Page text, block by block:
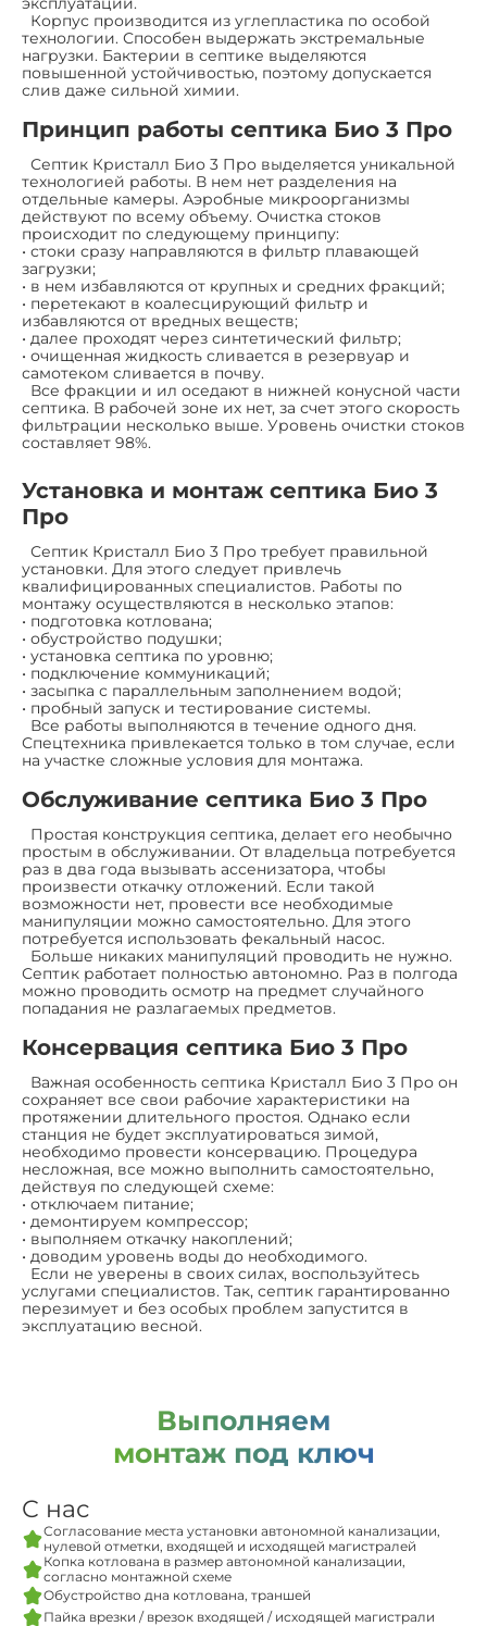
Корпус производится из углепластика по особой
технологии. Способен выдержать экстремальные
нагрузки. Бактерии в септике выделяются
повышенной устойчивостью, поэтому допускается
слив даже сильной химии.
Принцип работы септика Био 3 Про
Септик Кристалл Био 3 Про выделяется уникальной
технологией работы. В нем нет разделения на
отдельные камеры. Аэробные микроорганизмы
действуют по всему объему. Очистка стоков
происходит по следующему принципу:
• стоки сразу направляются в фильтр плавающей
загрузки;
• в нем избавляются от крупных и средних фракций;
• перетекают в коалесцирующий фильтр и
избавляются от вредных веществ;
• далее проходят через синтетический фильтр;
• очищенная жидкость сливается в резервуар и
самотеком сливается в почву.
Все фракции и ил оседают в нижней конусной части
септика. В рабочей зоне их нет, за счет этого скорость
фильтрации несколько выше. Уровень очистки стоков
составляет 98%.
Установка и монтаж септика Био 3
Про
Септик Кристалл Био 3 Про требует правильной
установки. Для этого следует привлечь
квалифицированных специалистов. Работы по
монтажу осуществляются в несколько этапов:
• подготовка котлована;
• обустройство подушки;
• установка септика по уровню;
• подключение коммуникаций;
• засыпка с параллельным заполнением водой;
• пробный запуск и тестирование системы.
Все работы выполняются в течение одного дня.
Спецтехника привлекается только в том случае, если
на участке сложные условия для монтажа.
Обслуживание септика Био 3 Про
Простая конструкция септика, делает его необычно
простым в обслуживании. От владельца потребуется
раз в два года вызывать ассенизатора, чтобы
произвести откачку отложений. Если такой
возможности нет, провести все необходимые
манипуляции можно самостоятельно. Для этого
потребуется использовать фекальный насос.
Больше никаких манипуляций проводить не нужно.
Септик работает полностью автономно. Раз в полгода
можно проводить осмотр на предмет случайного
попадания не разлагаемых предметов.
Консервация септика Био 3 Про
Важная особенность септика Кристалл Био 3 Про он
сохраняет все свои рабочие характеристики на
протяжении длительного простоя. Однако если
станция не будет эксплуатироваться зимой,
необходимо провести консервацию. Процедура
несложная, все можно выполнить самостоятельно,
действуя по следующей схеме:
• отключаем питание;
• демонтируем компрессор;
• выполняем откачку накоплений;
• доводим уровень воды до необходимого.
Если не уверены в своих силах, воспользуйтесь
услугами специалистов. Так, септик гарантированно
перезимует и без особых проблем запустится в
эксплуатацию весной.
Выполняем
монтаж под ключ
С нас
Согласование места установки автономной канализации,
нулевой отметки, входящей и исходящей магистралей
Копка котлована в размер автономной канализации,
согласно монтажной схеме
Обустройство дна котлована, траншей
Пайка врезки / врезок входящей / исходящей магистрали